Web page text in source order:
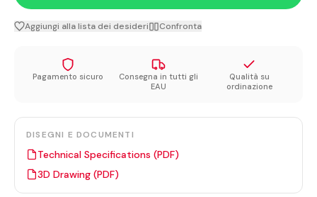
Aggiungi alla lista dei desideri Confronta
Pagamento sicuro
Consegna in tutti gli
EAU
Qualità su
ordinazione
DISEGNI E DOCUMENTI
Technical Specifications (PDF)
3D Drawing (PDF)